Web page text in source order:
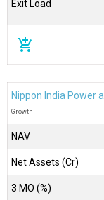
Exit Load
add_shopping_cart
Nippon India Power
Growth
NAV
Net Assets (Cr)
3 MO (%)